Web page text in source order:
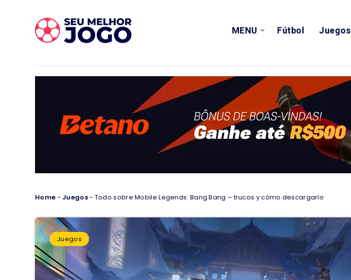
MENU Fútbol Juegos
Home - Juegos- Todo sobre Mobile Legends: Bang Bang – trucos y cómo descargarlo
Juegos